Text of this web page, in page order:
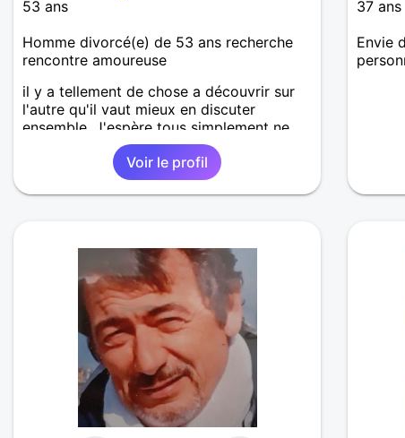
53 ans
Homme divorcé(e) de 53 ans recherche
rencontre amoureuse
il y a tellement de chose a découvrir sur
l'autre qu'il vaut mieux en discuter
ensemble. J'espère tous simplement ne
pas vous décevoir mais pour cela il faut
rentrer en contact ?Voir le profil
37 ans
Envie